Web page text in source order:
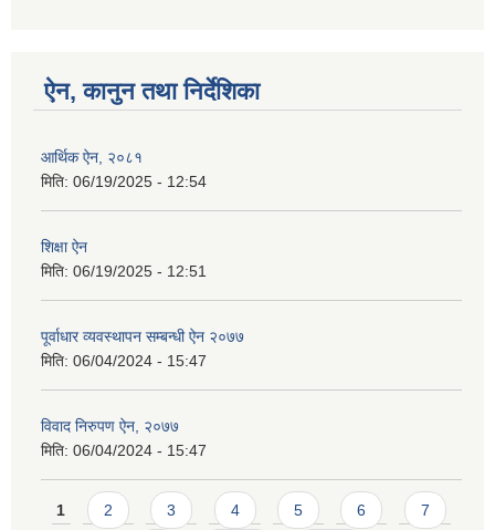
ऐन, कानुन तथा निर्देशिका
आर्थिक ऐन, २०८१
मिति: 06/19/2025 - 12:54
शिक्षा ऐन
मिति: 06/19/2025 - 12:51
पूर्वाधार व्यवस्थापन सम्बन्धी ऐन २०७७
मिति: 06/04/2024 - 15:47
विवाद निरुपण ऐन, २०७७
मिति: 06/04/2024 - 15:47
Pages
1 2 3 4 5 6 7